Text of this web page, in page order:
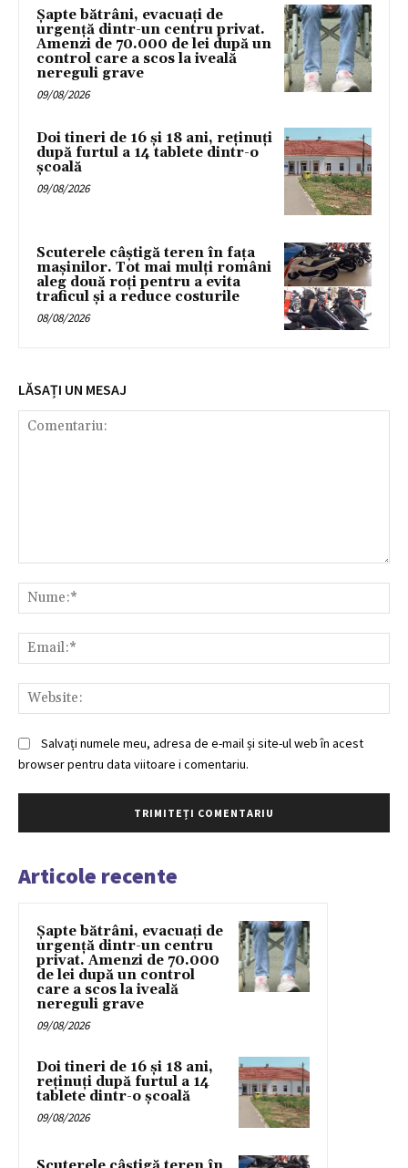
Șapte bătrâni, evacuați de
urgență dintr-un centru privat.
Amenzi de 70.000 de lei după un
control care a scos la iveală
nereguli grave
09/08/2026
Doi tineri de 16 și 18 ani, reținuți
după furtul a 14 tablete dintr-o
școală
09/08/2026
Scuterele câștigă teren în fața
mașinilor. Tot mai mulți români
aleg două roți pentru a evita
traficul și a reduce costurile
08/08/2026
LĂSAȚI UN MESAJ
Salvați numele meu, adresa de e-mail și site-ul web în acest
browser pentru data viitoare i comentariu.
Articole recente
Șapte bătrâni, evacuați de
urgență dintr-un centru
privat. Amenzi de 70.000
de lei după un control
care a scos la iveală
nereguli grave
09/08/2026
Doi tineri de 16 și 18 ani,
reținuți după furtul a 14
tablete dintr-o școală
09/08/2026